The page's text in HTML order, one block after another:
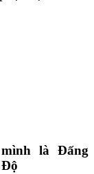
là Đấng
Độ